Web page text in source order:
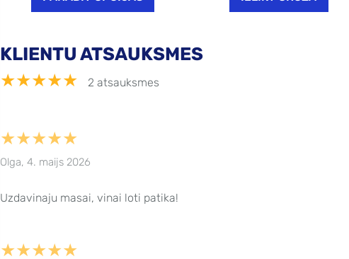
KLIENTU ATSAUKSMES
★★★★★ 2 atsauksmes
★★★★★
Olga, 4. maijs 2026
Uzdavinaju masai, vinai loti patika!
★★★★★